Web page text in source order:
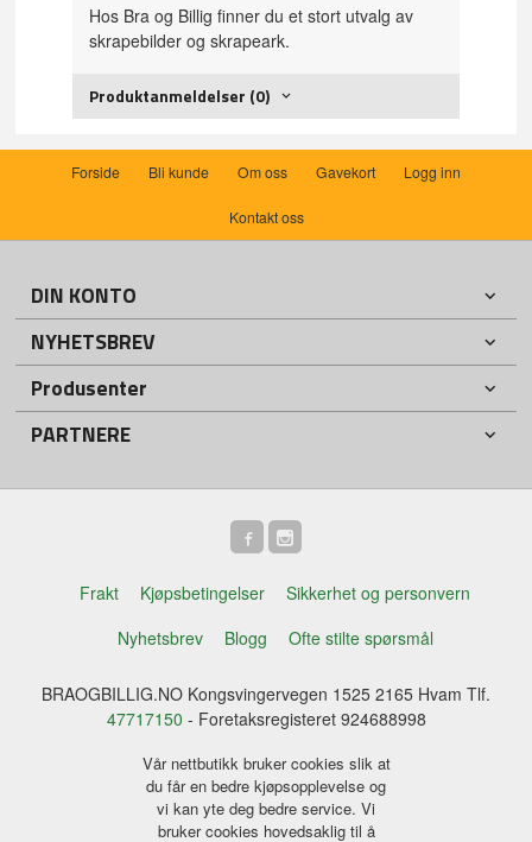
Hos Bra og Billig finner du et stort utvalg av
skrapebilder og skrapeark.
Produktanmeldelser (0)
Forside Bli kunde Om oss Gavekort Logg inn
Kontakt oss
DIN KONTO
NYHETSBREV
Produsenter
PARTNERE
Frakt Kjøpsbetingelser
Sikkerhet og personvern
Nyhetsbrev
Blogg Ofte stilte spørsmål
BRAOGBILLIG.NO Kongsvingervegen 1525 2165 Hvam Tlf.
47717150 - Foretaksregisteret 924688998
Vår nettbutikk bruker cookies slik at
du får en bedre kjøpsopplevelse og
vi kan yte deg bedre service. Vi
bruker cookies hovedsaklig til å